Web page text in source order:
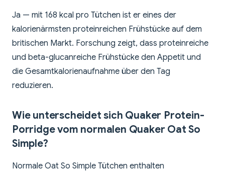
Ja — mit 168 kcal pro Tütchen ist er eines der
kalorienärmsten proteinreichen Frühstücke auf dem
britischen Markt. Forschung zeigt, dass proteinreiche
und beta-glucanreiche Frühstücke den Appetit und
die Gesamtkalorienaufnahme über den Tag
reduzieren.
Wie unterscheidet sich Quaker Protein-
Porridge vom normalen Quaker Oat So
Simple?
Normale Oat So Simple Tütchen enthalten